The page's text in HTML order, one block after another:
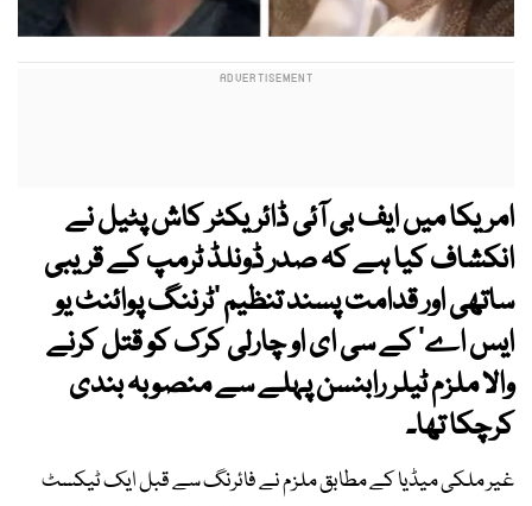
امریکا میں ایف بی آئی ڈائریکٹر کاش پٹیل نے
انکشاف کیا ہے کہ صدر ڈونلڈ ٹرمپ کے قریبی
ساتھی اور قدامت پسند تنظیم ’ٹرننگ پوائنٹ یو
ایس اے‘ کے سی ای او چارلی کرک کو قتل کرنے
والا ملزم ٹیلر رابنسن پہلے سے منصوبہ بندی
کرچکا تھا۔
غیر ملکی میڈیا کے مطابق ملزم نے فائرنگ سے قبل ایک ٹیکسٹ